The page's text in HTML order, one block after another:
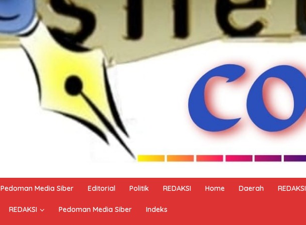
Pedoman Media Siber Editorial Politik REDAKSI Home Daerah REDAKSI
REDAKSI Pedoman Media Siber Indeks